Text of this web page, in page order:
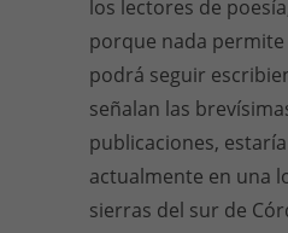
los lectores de
porque nada
podrá seguir
señalan las
publicaciones,
actualmente en una
sierras del sur de